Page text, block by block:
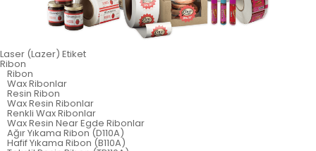
Laser (Lazer) Etiket
Ribon
Ribon
Wax Ribonlar
Resin Ribon
Wax Resin Ribonlar
Renkli Wax Ribonlar
Wax Resin Near Egde Ribonlar
Ağır Yıkama Ribon (D110A)
Hafif Yıkama Ribon (B110A)